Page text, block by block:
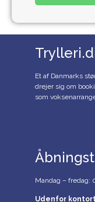
Et af Danmarks
drejer sig om
som
Mandag – fredag:
Udenfor